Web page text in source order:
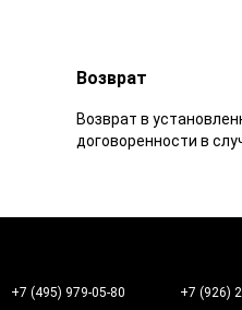
Возврат
Возврат в
договоренности в
+7 (495) 979-05-80 +7 (926)